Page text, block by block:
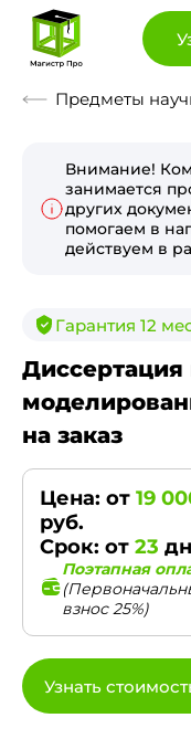
Предметы
Внимание!
занимается
других
помогаем в
действуем в
Гарантия 12
Диссертация
на заказ
Цена: от 19
руб.
Срок: от 23
Поэтапная
взнос 25%)
Узнать